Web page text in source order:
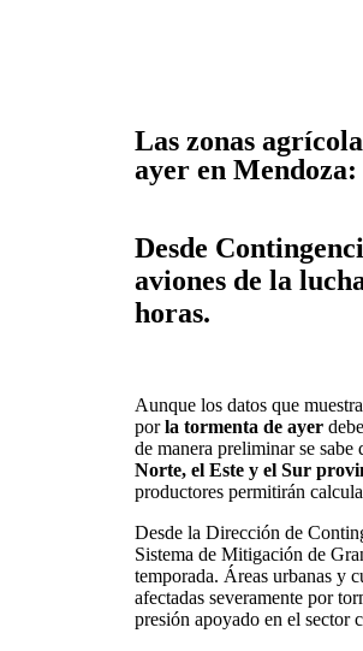
Las zonas
ayer en
Desde
aviones de la
horas.
Aunque los datos que
por la tormenta de ayer
de manera preliminar se sabe
Norte, el Este y el Sur
productores permitirán
Desde la Dirección de
Sistema de Mitigación de
temporada. Áreas urbanas y
afectadas severamente por
presión apoyado en el sector